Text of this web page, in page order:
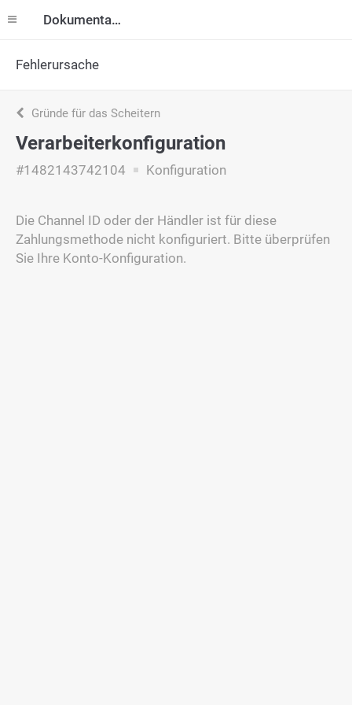
Dokumentation
Fehlerursache
Gründe für das Scheitern
Verarbeiterkonfiguration
#1482143742104 Konfiguration
Die Channel ID oder der Händler ist für diese
Zahlungsmethode nicht konfiguriert. Bitte überprüfen
Sie Ihre Konto-Konfiguration.